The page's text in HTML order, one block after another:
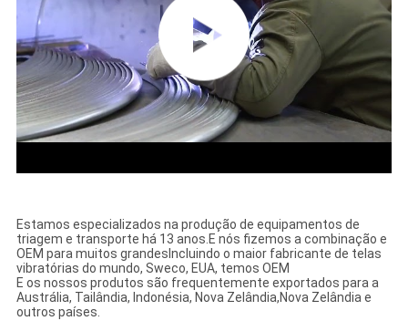
Estamos especializados na produção de equipamentos de
triagem e transporte há 13 anos.E nós fizemos a combinação e
OEM para muitos grandes Incluindo o maior fabricante de telas
vibratórias do mundo, Sweco, EUA, temos OEM
E os nossos produtos são frequentemente exportados para a
Austrália, Tailândia, Indonésia, Nova Zelândia,Nova Zelândia e
outros países.